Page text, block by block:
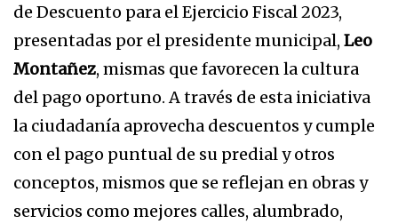
de Descuento para el Ejercicio Fiscal 2023,
presentadas por el presidente municipal, Leo
Montañez, mismas que favorecen la cultura
del pago oportuno. A través de esta iniciativa
la ciudadanía aprovecha descuentos y cumple
con el pago puntual de su predial y otros
conceptos, mismos que se reflejan en obras y
servicios como mejores calles, alumbrado,